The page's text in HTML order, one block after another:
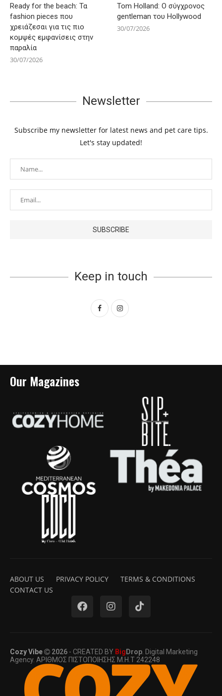
Ready for the beach: Τα
fashion pieces που
χρειάζεσαι για τις πιο
κομψές εμφανίσεις στην
παραλία
30/07/2026
Tom Holland: Ο σύγχρονος
gentleman του Hollywood
30/07/2026
Newsletter
Subscribe my newsletter for latest news and pet care tips.
Let's stay updated!
Keep in touch
Our Magazines
ABOUT US PRIVACY POLICY
TERMS & CONDITIONS
CONTACT US
Cozy Vibe 2026 - CREATED BY Big Drop . Digital Marketing
Agency. ΑΡΙΘΜΟΣ ΠΙΣΤΟΠΟΙΗΣΗΣ Μ.Η.Τ 242248